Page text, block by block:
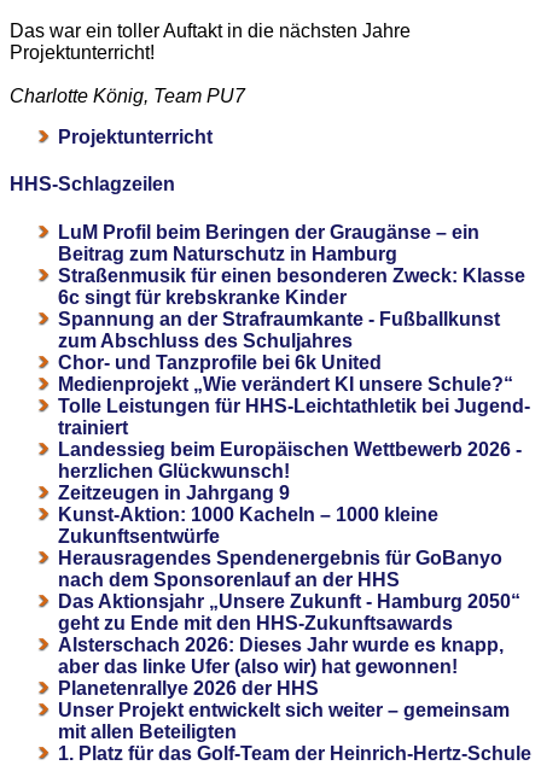
Das war ein toller Auftakt in die nächsten Jahre
Projektunterricht!
Charlotte König, Team PU7
Projektunterricht
HHS-Schlagzeilen
LuM Profil beim Beringen der Graugänse – ein
Beitrag zum Naturschutz in Hamburg
Straßenmusik für einen besonderen Zweck: Klasse
6c singt für krebskranke Kinder
Spannung an der Strafraumkante - Fußballkunst
zum Abschluss des Schuljahres
Chor- und Tanzprofile bei 6k United
Medienprojekt „Wie verändert KI unsere Schule?“
Tolle Leistungen für HHS-Leichtathletik bei Jugend-
trainiert
Landessieg beim Europäischen Wettbewerb 2026 -
herzlichen Glückwunsch!
Zeitzeugen in Jahrgang 9
Kunst-Aktion: 1000 Kacheln – 1000 kleine
Zukunftsentwürfe
Herausragendes Spendenergebnis für GoBanyo
nach dem Sponsorenlauf an der HHS
Das Aktionsjahr „Unsere Zukunft - Hamburg 2050“
geht zu Ende mit den HHS-Zukunftsawards
Alsterschach 2026: Dieses Jahr wurde es knapp,
aber das linke Ufer (also wir) hat gewonnen!
Planetenrallye 2026 der HHS
Unser Projekt entwickelt sich weiter – gemeinsam
mit allen Beteiligten
1. Platz für das Golf-Team der Heinrich-Hertz-Schule